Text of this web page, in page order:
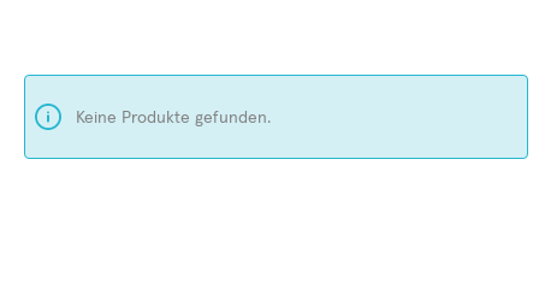
Keine Produkte gefunden.